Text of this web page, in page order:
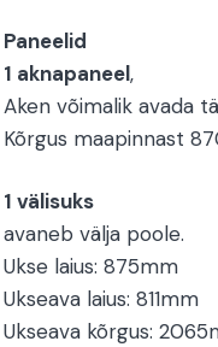
Paneelid
1 aknapaneel,
Aken võimalik avada
Kõrgus maapinnast
1 välisuks
avaneb välja poole.
Ukse laius: 875mm
Ukseava laius: 811mm
Ukseava kõrgus: